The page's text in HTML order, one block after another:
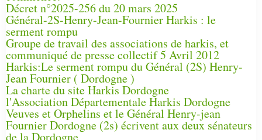
Décret n°2025-256 du 20 mars 2025
Général-2S-Henry-Jean-Fournier Harkis : le
serment rompu
Groupe de travail des associations de harkis, et
communiqué de presse collectif 5 Avril 2012
Harkis:Le serment rompu du Général (2S) Henry-
Jean Fournier ( Dordogne )
La charte du site Harkis Dordogne
l'Association Départementale Harkis Dordogne
Veuves et Orphelins et le Général Henry-jean
Fournier Dordogne (2s) écrivent aux deux sénateurs